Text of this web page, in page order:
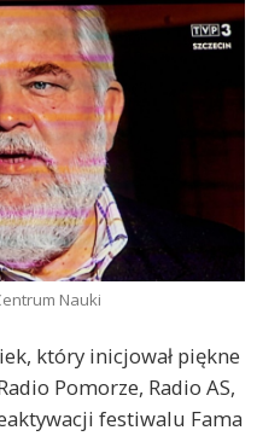
Nauki
który inicjował piękne
Pomorze, Radio AS,
festiwalu Fama